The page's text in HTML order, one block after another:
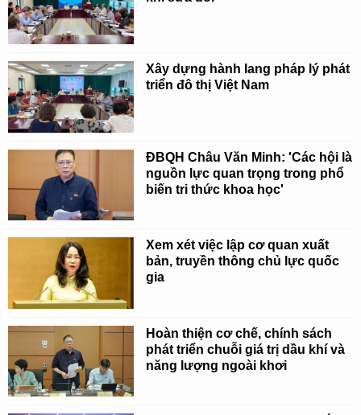
Xây dựng hành lang pháp lý phát
triển đô thị Việt Nam
ĐBQH Châu Văn Minh: 'Các hội là
nguồn lực quan trọng trong phổ
biến tri thức khoa học'
Xem xét việc lập cơ quan xuất
bản, truyền thông chủ lực quốc
gia
Hoàn thiện cơ chế, chính sách
phát triển chuỗi giá trị dầu khí và
năng lượng ngoài khơi